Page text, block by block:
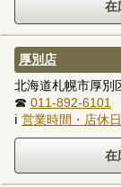
厚別店
北海道札幌市厚別
☎ 011-892-6101
ℹ 営業時間・店休